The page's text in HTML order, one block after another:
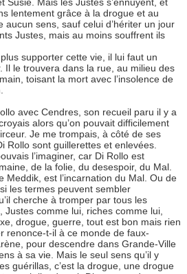
Susie. Mais les Justes s’ennuyent, et
lentement grâce à la drogue et au
aucun sens, sauf celui d’hériter un jour
Justes, mais au moins souffrent ils
supporter cette vie, il lui faut un
Il le trouvera dans la rue, au milieu des
toisant la mort avec l’insolence de
avec Cendres, son recueil paru il y a
alors qu’on pouvait difficilement
Je me trompais, à côté de ses
Rollo sont guillerettes et enlevées.
l’imaginer, car Di Rollo est
de la folie, du desespoir, du Mal.
Meddik, est l’incarnation du Mal. Ou de
les termes peuvent sembler
cherche à tromper par tous les
Justes comme lui, riches comme lui,
drogue, guerre, tout est bon mais rien
renonce-t-il à ce monde de faux-
pour descendre dans Grande-Ville
à sa vie. Mais le seul sens qu’il y
guérillas, c’est la drogue, une drogue